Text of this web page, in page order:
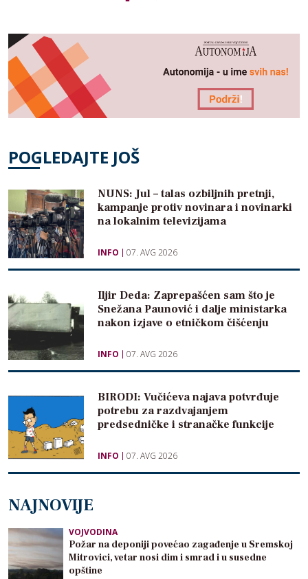
POGLEDAJTE JOŠ
NUNS: Jul – talas ozbiljnih pretnji,
kampanje protiv novinara i novinarki
na lokalnim televizijama
INFO 07. AVG 2026
Iljir Deda: Zaprepašćen sam što je
Snežana Paunović i dalje ministarka
nakon izjave o etničkom čišćenju
INFO 07. AVG 2026
BIRODI: Vučićeva najava potvrđuje
potrebu za razdvajanjem
predsedničke i stranačke funkcije
INFO 07. AVG 2026
NAJNOVIJE
VOJVODINA
Požar na deponiji povećao zagađenje u Sremskoj
Mitrovici, vetar nosi dim i smrad i u susedne
opštine